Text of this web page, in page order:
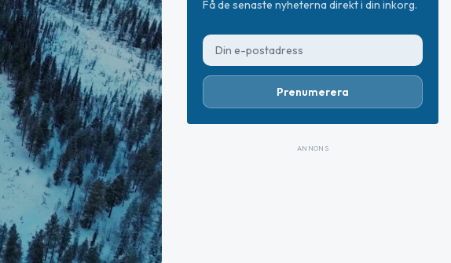
Få de senaste nyheterna direkt i din inkorg.
Prenumerera
ANNONS